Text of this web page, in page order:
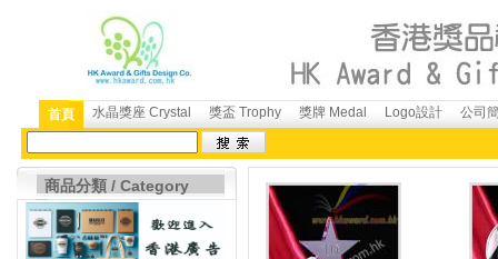
首頁 水晶獎座 Crystal 獎盃 Trophy 獎牌 Medal Logo設計 公司
商品分類 / Category